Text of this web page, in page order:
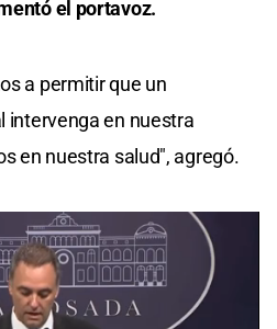
el portavoz.
a permitir que un
intervenga en nuestra
en nuestra salud", agregó.